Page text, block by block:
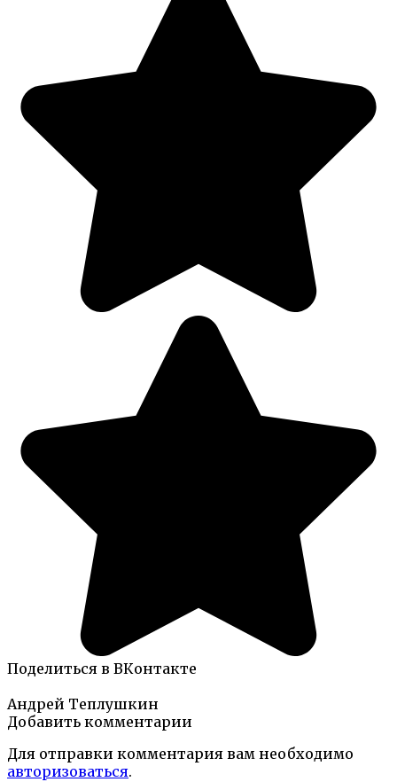
Поделиться в ВКонтакте
Андрей Теплушкин
Добавить комментарии
Для отправки комментария вам необходимо
авторизоваться.